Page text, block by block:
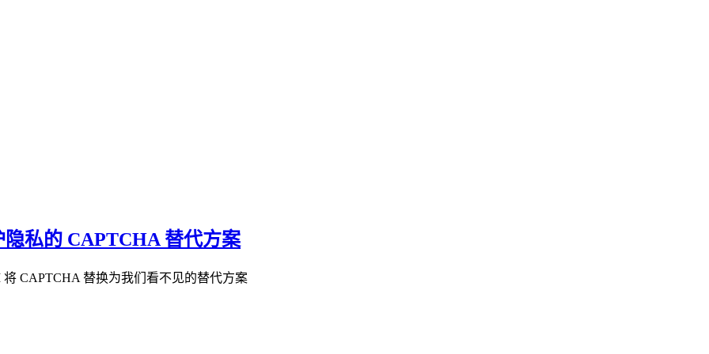
私的 CAPTCHA 替代方案
CAPTCHA 替换为我们看不见的替代方案